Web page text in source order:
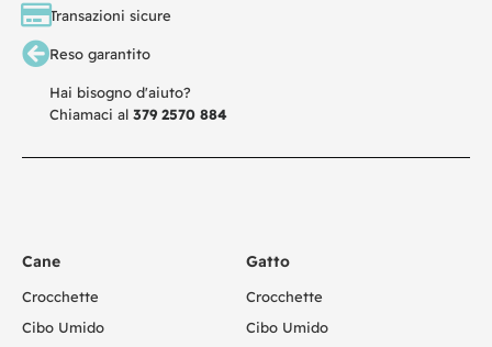
Transazioni sicure
Reso garantito
Hai bisogno d'aiuto?
Chiamaci al 379 2570 884
Cane
Crocchette
Cibo Umido
Gatto
Crocchette
Cibo Umido